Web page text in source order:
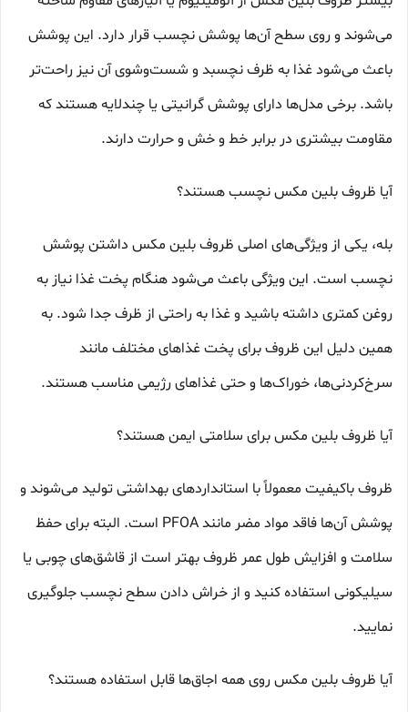
می‌شوند و روی سطح آن‌ها پوشش نچسب قرار دارد. این پوشش
باعث می‌شود غذا به ظرف نچسبد و شست‌وشوی آن نیز راحت‌تر
باشد. برخی مدل‌ها دارای پوشش گرانیتی یا چندلایه هستند که
مقاومت بیشتری در برابر خط و خش و حرارت دارند.
آیا ظروف بلین مکس نچسب هستند؟
بله، یکی از ویژگی‌های اصلی ظروف بلین مکس داشتن پوشش
نچسب است. این ویژگی باعث می‌شود هنگام پخت غذا نیاز به
روغن کمتری داشته باشید و غذا به راحتی از ظرف جدا شود. به
همین دلیل این ظروف برای پخت غذاهای مختلف مانند
سرخ‌کردنی‌ها، خوراک‌ها و حتی غذاهای رژیمی مناسب هستند.
آیا ظروف بلین مکس برای سلامتی ایمن هستند؟
ظروف باکیفیت معمولاً با استانداردهای بهداشتی تولید می‌شوند و
پوشش آن‌ها فاقد مواد مضر مانند PFOA است. البته برای حفظ
سلامت و افزایش طول عمر ظروف بهتر است از قاشق‌های چوبی یا
سیلیکونی استفاده کنید و از خراش دادن سطح نچسب جلوگیری
نمایید.
آیا ظروف بلین مکس روی همه اجاق‌ها قابل استفاده هستند؟